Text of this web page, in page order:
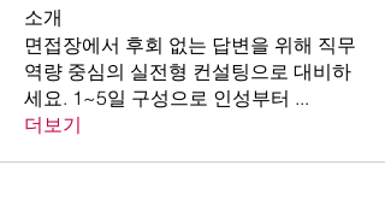
소개
면접장에서 후회 없는 답변을 위해 직무
역량 중심의 실전형 컨설팅으로 대비하
세요. 1~5일 구성으로 인성부터 ...
더보기